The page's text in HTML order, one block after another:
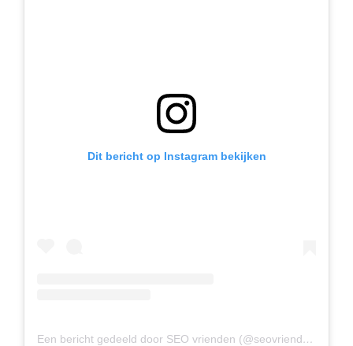
Dit bericht op Instagram bekijken
Een bericht gedeeld door SEO vrienden (@seovrienden)